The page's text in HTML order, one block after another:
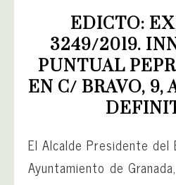
EDICTO:
3249/2019.
PUNTUAL
EN C/ BRAVO, 9,
El Alcalde Presidente del
Ayuntamiento de